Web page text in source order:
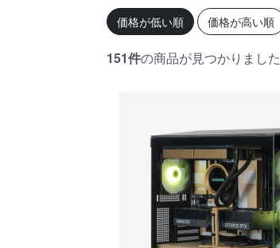
初心者の方、「どのPCを選
べばいいかわからない」そ
んな方にこそ選んでほし
い、エントリーモデルで
す。
価格が低い順 価格が高い順
151件の商品が見つかりました